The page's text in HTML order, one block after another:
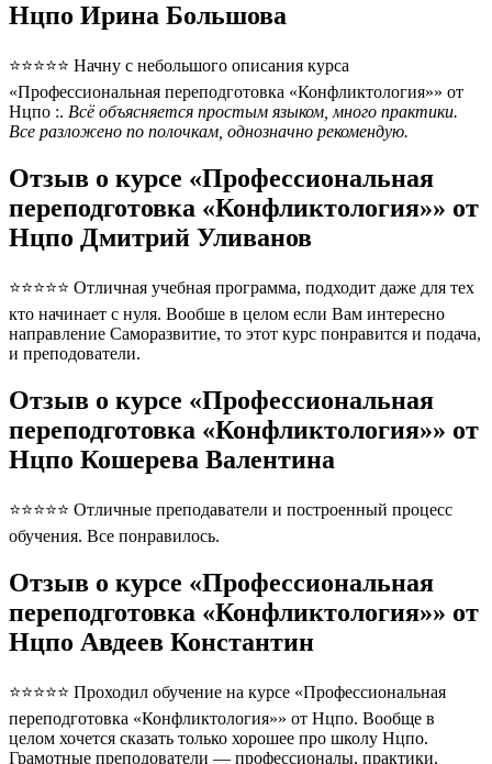
Нцпо Ирина Большова
⭐⭐⭐⭐⭐ Начну с небольшого описания курса
«Профессиональная переподготовка «Конфликтология»» от
Нцпо :. Всё объясняется простым языком, много практики.
Все разложено по полочкам, однозначно рекомендую.
Отзыв о курсе «Профессиональная
переподготовка «Конфликтология»» от
Нцпо Дмитрий Уливанов
⭐⭐⭐⭐⭐ Отличная учебная программа, подходит даже для тех
кто начинает с нуля. Вообше в целом если Вам интересно
направление Саморазвитие, то этот курс понравится и подача,
и преподователи.
Отзыв о курсе «Профессиональная
переподготовка «Конфликтология»» от
Нцпо Кошерева Валентина
⭐⭐⭐⭐⭐ Отличные преподаватели и построенный процесс
обучения. Все понравилось.
Отзыв о курсе «Профессиональная
переподготовка «Конфликтология»» от
Нцпо Авдеев Константин
⭐⭐⭐⭐⭐ Проходил обучение на курсе «Профессиональная
переподготовка «Конфликтология»» от Нцпо. Вообще в
целом хочется сказать только хорошее про школу Нцпо.
Грамотные преподователи — профессионалы, практики.